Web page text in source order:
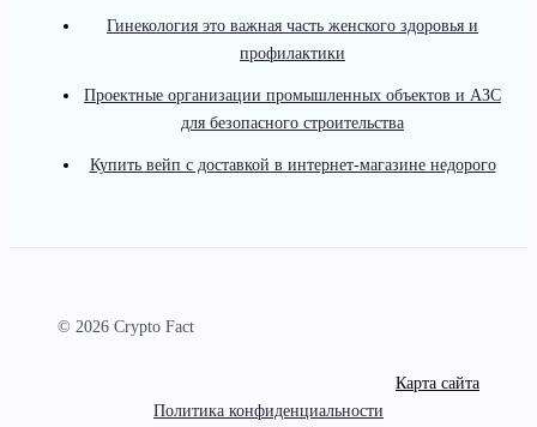
Гинекология это важная часть женского здоровья и
профилактики
Проектные организации промышленных объектов и АЗС
для безопасного строительства
Купить вейп с доставкой в интернет-магазине недорого
© 2026 Crypto Fact
Карта сайта
Политика конфиденциальности